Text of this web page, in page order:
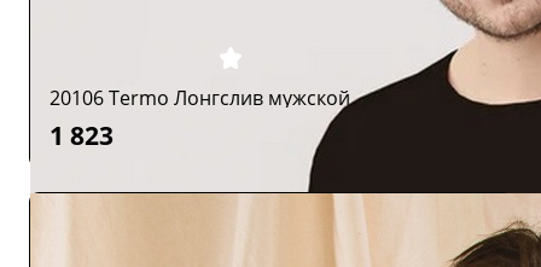
20106 Termo Лонгслив мужской
1 823